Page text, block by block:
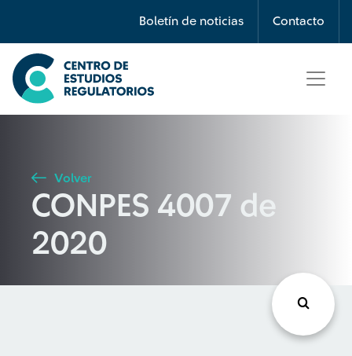
Boletín de noticias Contacto
Búsqueda
Seleccione país
Buscar
Volver
CONPES 4007 de
2020